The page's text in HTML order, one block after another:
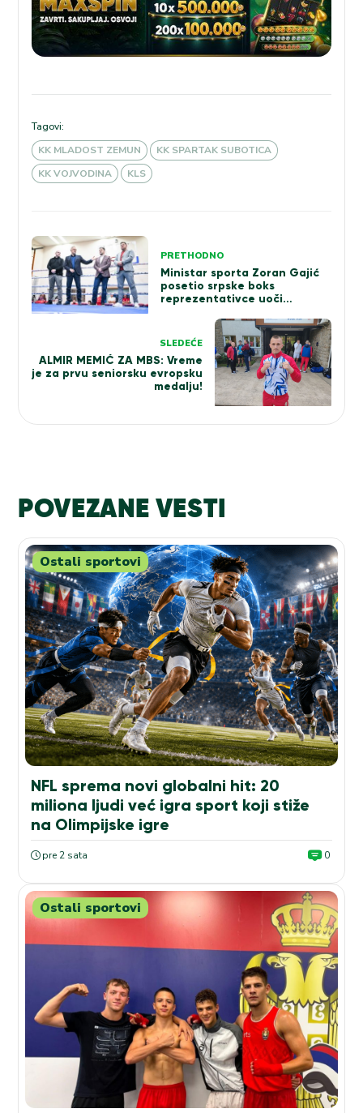
Tagovi:
KK MLADOST ZEMUN
KK SPARTAK SUBOTICA
KK VOJVODINA
KLS
Kretanje
članka
PRETHODNO
Ministar sporta Zoran Gajić
posetio srpske boks
reprezentativce uoči
SLEDEĆE
ALMIR MEMIĆ ZA MBS: Vreme
je za prvu seniorsku evropsku
medalju!
POVEZANE VESTI
Ostali sportovi
NFL sprema novi globalni hit: 20
miliona ljudi već igra sport koji stiže
na Olimpijske igre
pre 2 sata 0
Ostali sportovi